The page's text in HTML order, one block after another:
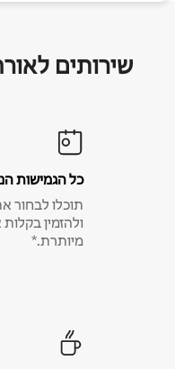
שירותים
כל הגמישות
תוכלו לבחור
ולהזמין
מיותרת.*